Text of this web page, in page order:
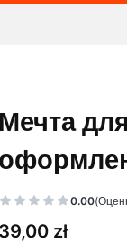
Мечта
0.00
Цена
39,00 zł